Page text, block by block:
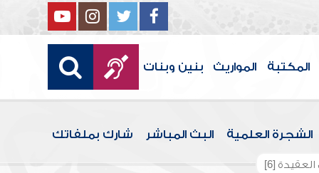
المكتبة المواريث بنين وبنات
الشجرة العلمية البث المباشر شارك بملفاتك
[6]